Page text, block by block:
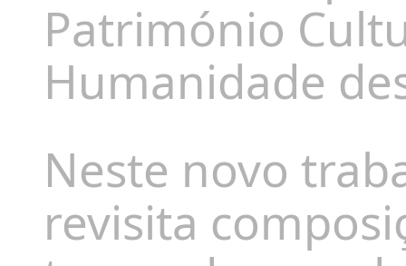
Património
Humanidade
Neste novo
revisita